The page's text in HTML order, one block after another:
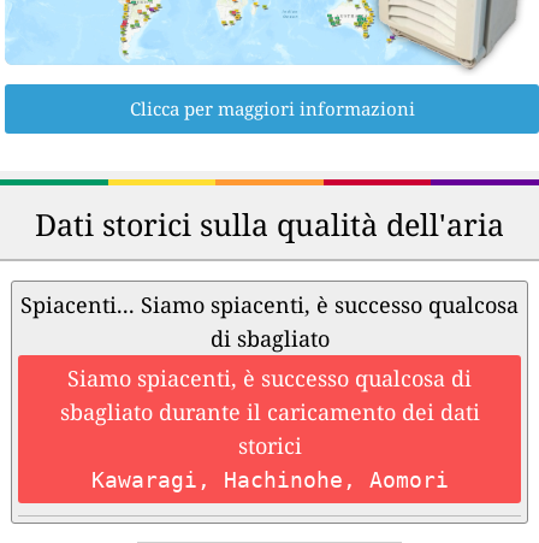
Clicca per maggiori informazioni
Dati storici sulla qualità dell'aria
Spiacenti... Siamo spiacenti, è successo qualcosa
di sbagliato
Siamo spiacenti, è successo qualcosa di
sbagliato durante il caricamento dei dati
storici
Kawaragi, Hachinohe, Aomori